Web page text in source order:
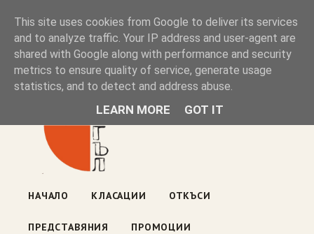
Книжен ъгъл
Блог на книжарницата — класации, откъси, нови книги
ул. „Оборище" 117, София· пон–пет 10:00–19:00 ·
НАЧАЛО КЛАСАЦИИ ОТКЪСИ
ПРЕДСТАВЯНИЯ ПРОМОЦИИ
This site uses cookies from Google to deliver its services
and to analyze traffic. Your IP address and user-agent are
shared with Google along with performance and security
metrics to ensure quality of service, generate usage
statistics, and to detect and address abuse.
LEARN MORE GOT IT